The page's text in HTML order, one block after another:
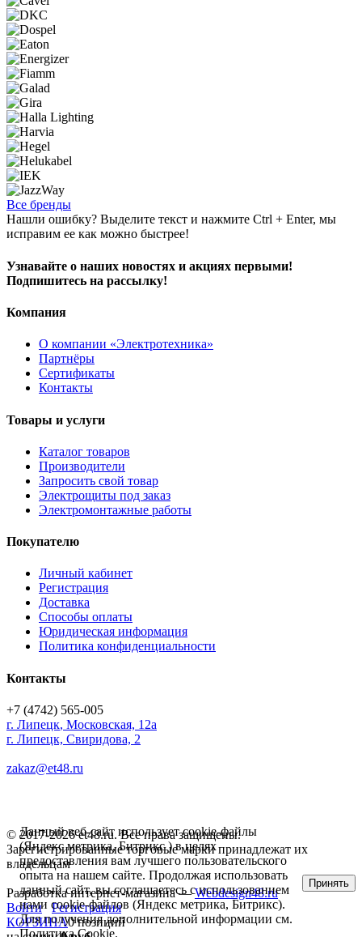
Все бренды
Нашли ошибку? Выделите текст и нажмите Ctrl + Enter, мы
исправим ее как можно быстрее!
Узнавайте о наших новостях и акциях первыми!
Подпишитесь на рассылку!
Компания
О компании «Электротехника»
Партнёры
Сертификаты
Контакты
Товары и услуги
Каталог товаров
Производители
Запросить свой товар
Электрощиты под заказ
Электромонтажные работы
Покупателю
Личный кабинет
Регистрация
Доставка
Способы оплаты
Юридическая информация
Политика конфиденциальности
Контакты
+7 (4742) 565-005
г. Липецк, Московская, 12а
г. Липецк, Свиридова, 2
zakaz@et48.ru
© 2017-2026 et48.ru. Все права защищены.
Зарегистрированные торговые марки принадлежат их
владельцам
Разработка интернет-магазина —Webdesign48.ru
Войти
Регистрация
КОРЗИНА0 позиций
Данный веб-сайт использует cookie-файлы
(Яндекс метрика, Битрикс ) в целях
предоставления вам лучшего пользовательского
опыта на нашем сайте. Продолжая использовать
данный сайт, вы соглашаетесь с использованием
нами cookie-файлов (Яндекс метрика, Битрикс).
Для получения дополнительной информации см.
Политика Cookie.
Принять